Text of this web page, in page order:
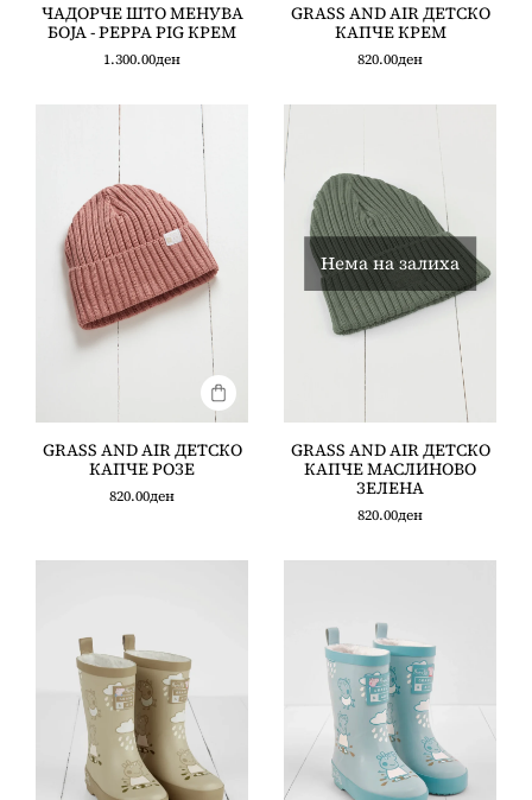
ЧАДОРЧЕ ШТО МЕНУВА
БОЈА - PEPPA PIG КРЕМ
1.300.00ден
GRASS AND AIR ДЕТСКО
КАПЧЕ КРЕМ
820.00ден
GRASS AND AIR ДЕТСКО
КАПЧЕ РОЗЕ
820.00ден
Нема на залиха
GRASS AND AIR ДЕТСКО
КАПЧЕ МАСЛИНОВО
ЗЕЛЕНА
820.00ден